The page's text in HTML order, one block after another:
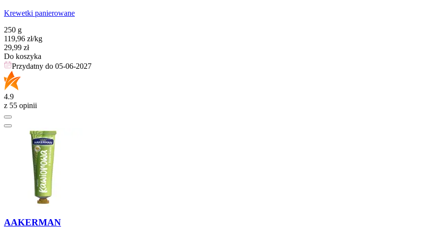
Krewetki panierowane
250 g
119,96 zł/kg
Cena
29,99 zł
Do koszyka
Przydatny do 05-06-2027
4.9
z 55 opinii
AAKERMAN